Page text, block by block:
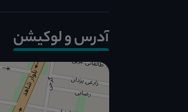
آدرس و لوکیشن